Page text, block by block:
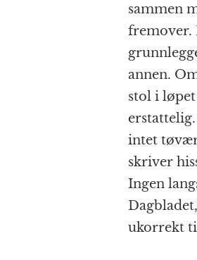
sammen
fremover.
annen.
stol i
intet
skriver
Ingen
ukorrekt